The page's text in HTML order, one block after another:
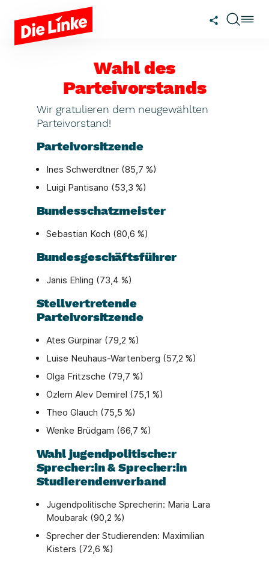
Zum Hauptinhalt springen
Wahl des
Parteivorstands
Wir gratulieren dem neugewählten
Parteivorstand!
Parteivorsitzende
Ines Schwerdtner (85,7 %)
Luigi Pantisano (53,3 %)
Bundesschatzmeister
Sebastian Koch (80,6 %)
Bundesgeschäftsführer
Janis Ehling (73,4 %)
Stellvertretende
Parteivorsitzende
Ates Gürpinar (79,2 %)
Luise Neuhaus-Wartenberg (57,2 %)
Olga Fritzsche (79,7 %)
Özlem Alev Demirel (75,1 %)
Theo Glauch (75,5 %)
Wenke Brüdgam (66,7 %)
Wahl jugendpolitische:r
Sprecher:in & Sprecher:in
Studierendenverband
Jugendpolitische Sprecherin: Maria Lara
Moubarak (90,2 %)
Sprecher der Studierenden: Maximilian
Kisters (72,6 %)